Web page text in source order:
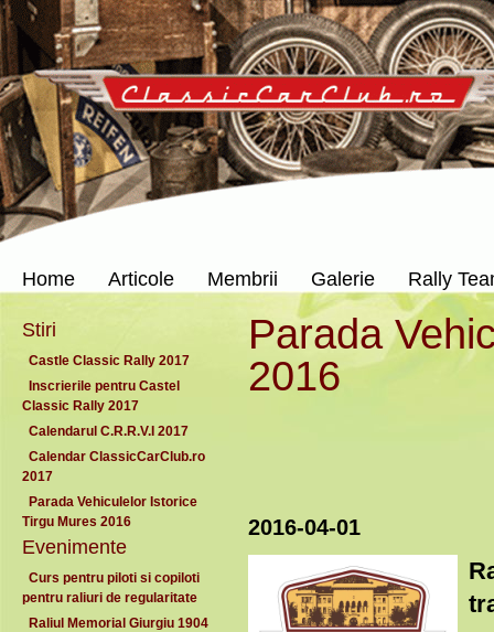
Home Articole Membrii Galerie Rally
Stiri
Castle Classic Rally 2017
Inscrierile pentru Castel
Classic Rally 2017
Calendarul C.R.R.V.I 2017
Calendar ClassicCarClub.ro
2017
Parada Vehiculelor Istorice
Tirgu Mures 2016
Evenimente
Curs pentru piloti si copiloti
pentru raliuri de regularitate
Raliul Memorial Giurgiu 1904
Parada
2016
2016-04-01